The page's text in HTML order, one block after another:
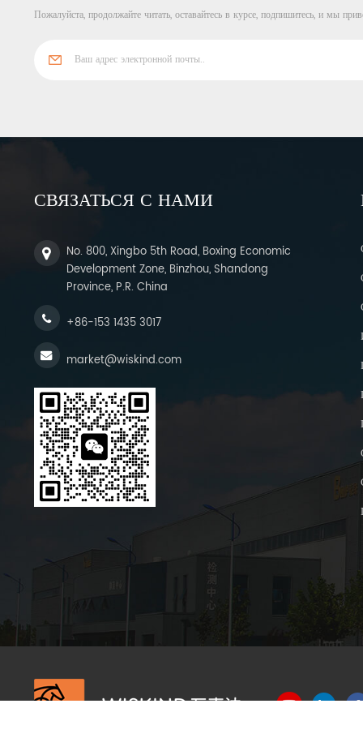
Пожалуйста, продолжайте читать, оставайтесь в курсе, подпишитесь, и мы
СВЯЗАТЬСЯ С НАМИ
No. 800, Xingbo 5th Road, Boxing Economic
Development Zone, Binzhou, Shandong
Province, P.R. China
+86-153 1435 3017
market@wiskind.com